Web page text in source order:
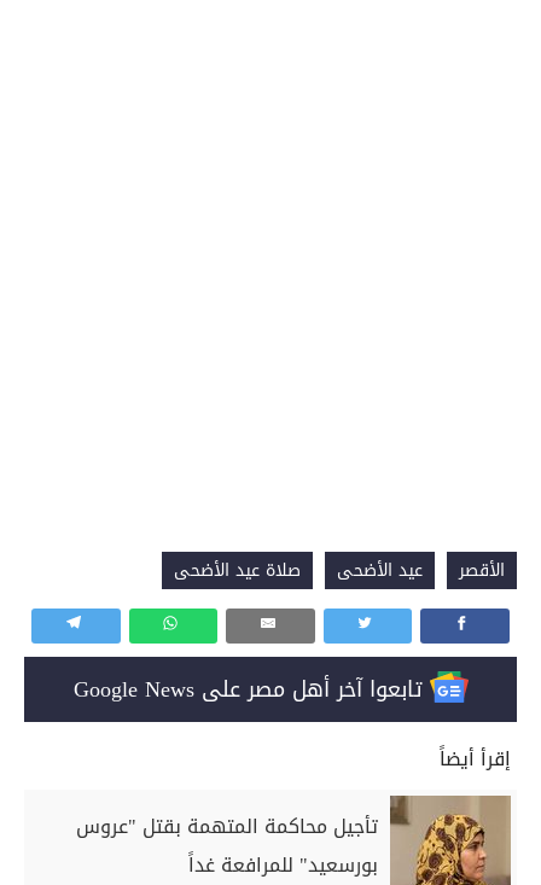
الأقصر عيد الأضحى صلاة عيد الأضحى
تابعوا آخر أهل مصر على Google News
إقرأ أيضاً
تأجيل محاكمة المتهمة بقتل "عروس
بورسعيد" للمرافعة غداً